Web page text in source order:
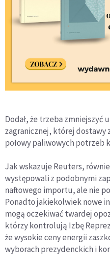
Dodał, że trzeba zmniejszyć
zagranicznej, której dostawy
połowy paliwowych potrzeb
Jak wskazuje Reuters,
występowali z podobnymi
naftowego importu, ale nie
Ponadto jakiekolwiek nowe
mogą oczekiwać twardej
którzy kontrolują Izbę
że wysokie ceny energii
wyborach prezydenckich i